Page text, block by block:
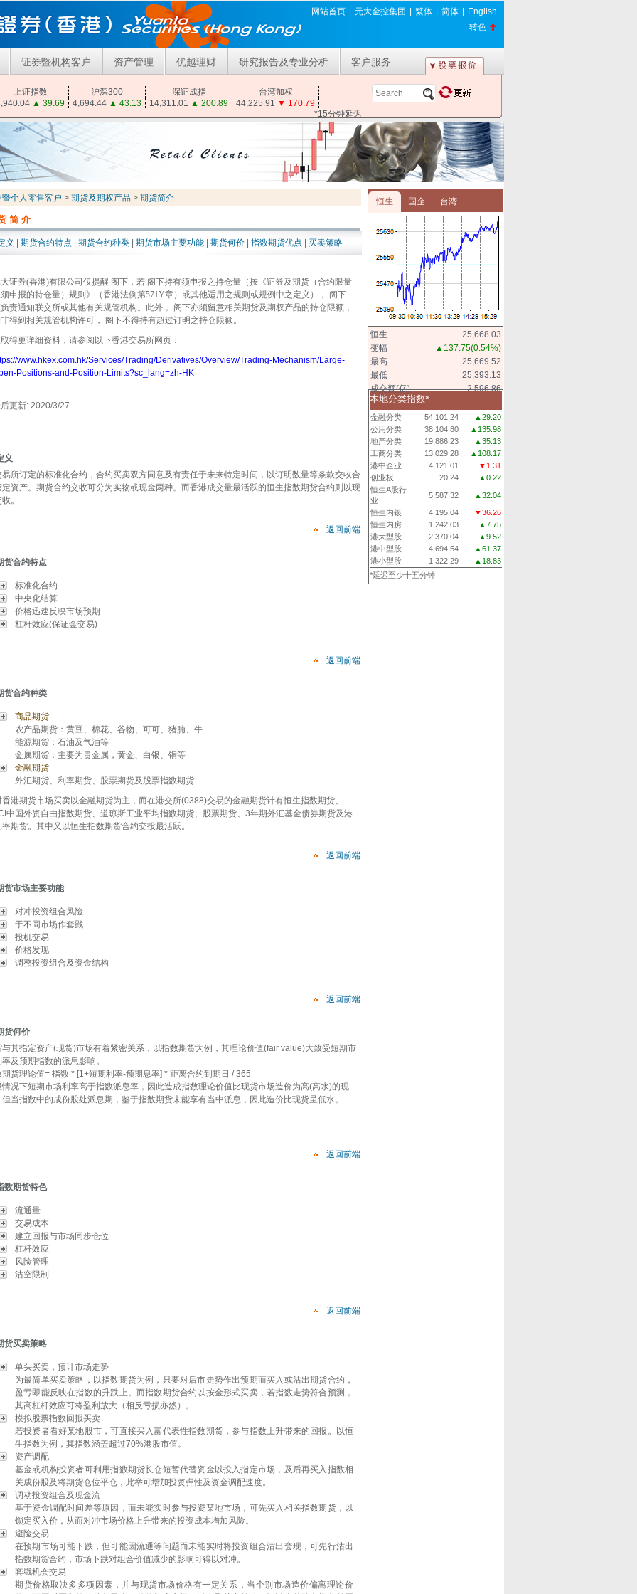
网站首页 元大金控集团 繁体 简体
English
转色
证券暨机构客户 资产管理 优越理财 研究报告及专业分析 客户服务
上证指数 沪深300 深证成指
台湾加权
▲ 39.69 4,694.44 ▲ 43.13 14,311.01 ▲ 200.89 44,225.91 ▼ 170.79
*15分钟延迟
暨个人零售客户 > 期货及期权产品 > 期货简介
简介
义 期货合约特点 期货合约种类 期货市场主要功能 期货何价 指数期货优点 买卖策略
证券(香港)有限公司仅提醒 阁下，若 阁下持有须申报之持仓量（按《证券及期货（合约限量
申报的持仓量）规则》（香港法例第571Y章）或其他适用之规则或规例中之定义）， 阁下
责通知联交所或其他有关规管机构。此外， 阁下亦须留意相关期货及期权产品的持仓限额，
得到相关规管机构许可， 阁下不得持有超过订明之持仓限额。
得更详细资料，请参阅以下香港交易所网页：
www.hkex.com.hk/Services/Trading/Derivatives/Overview/Trading-Mechanism/Large-
Positions-and-Position-Limits?sc_lang=zh-HK
更新: 2020/3/27
义
易所订定的标准化合约，合约买卖双方同意及有责任于未来特定时间，以订明数量等条款交收合
定资产。期货合约交收可分为实物或现金两种。而香港成交量最活跃的恒生指数期货合约则以现
。
返回前端
货合约特点
标准化合约
中央化结算
价格迅速反映市场预期
杠杆效应(保证金交易)
返回前端
货合约种类
商品期货
农产品期货：黄豆、棉花、谷物、可可、猪腩、牛
能源期货：石油及气油等
金属期货：主要为贵金属，黄金、白银、铜等
金融期货
外汇期货、利率期货、股票期货及股票指数期货
香港期货市场买卖以金融期货为主，而在港交所(0388)交易的金融期货计有恒生指数期货、
中国外资自由指数期货、道琼斯工业平均指数期货、股票期货、3年期外汇基金债券期货及港
率期货。其中又以恒生指数期货合约交投最活跃。
返回前端
货市场主要功能
对冲投资组合风险
于不同市场作套戥
投机交易
价格发现
调整投资组合及资金结构
返回前端
货何价
与其指定资产(现货)市场有着紧密关系，以指数期货为例，其理论价值(fair value)大致受短期市
及预期指数的派息影响。
期货理论值= 指数 * [1+短期利率-预期息率] * 距离合约到期日 / 365
情况下短期市场利率高于指数派息率，因此造成指数理论价值比现货市场造价为高(高水)的现
但当指数中的成份股处派息期，鉴于指数期货未能享有当中派息，因此造价比现货呈低水。
返回前端
数期货特色
流通量
交易成本
建立回报与市场同步仓位
杠杆效应
风险管理
沽空限制
返回前端
货买卖策略
单头买卖，预计市场走势
为最简单买卖策略，以指数期货为例，只要对后市走势作出预期而买入或沽出期货合约，
盈亏即能反映在指数的升跌上。而指数期货合约以按金形式买卖，若指数走势符合预测，
其高杠杆效应可将盈利放大（相反亏损亦然）。
模拟股票指数回报买卖
若投资者看好某地股市，可直接买入富代表性指数期货，参与指数上升带来的回报。以恒
生指数为例，其指数涵盖超过70%港股市值。
资产调配
基金或机构投资者可利用指数期货长仓短暂代替资金以投入指定市场，及后再买入指数相
关成份股及将期货仓位平仓，此举可增加投资弹性及资金调配速度。
调动投资组合及现金流
基于资金调配时间差等原因，而未能实时参与投资某地市场，可先买入相关指数期货，以
锁定买入价，从而对冲市场价格上升带来的投资成本增加风险。
避险交易
在预期市场可能下跌，但可能因流通等问题而未能实时将投资组合沽出套现，可先行沽出
指数期货合约，市场下跌对组合价值减少的影响可得以对冲。
套戥机会交易
期货价格取决多多项因素，并与现货市场价格有一定关系，当个别市场造价偏离理论价
恒生 国企 台湾
恒生
25,668.03
变幅
▲137.75(0.54%)
最高
25,669.52
最低
25,393.13
成交额(亿)
2,596.86
本地分类指数*
金融分类 54,101.24
▲29.20
公用分类
38,104.80
▲135.98
地产分类
19,886.23
▲35.13
工商分类
13,029.28
▲108.17
港中企业
4,121.01
▼1.31
创业板
20.24
▲0.22
恒生A股行
业
5,587.32
▲32.04
恒生内银
4,195.04
▼36.26
恒生内房
1,242.03
▲7.75
港大型股
2,370.04
▲9.52
港中型股
4,694.54
▲61.37
港小型股
1,322.29
▲18.83
*延迟至少十五分钟